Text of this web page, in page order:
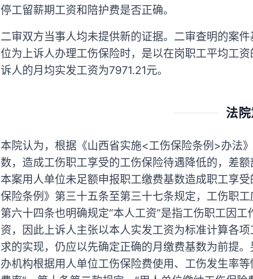
停工留薪期工资和陪护费是否正确。
二审双方当事人均未提供新的证据。二审查明的案
位为上诉人办理工伤保险时，是以在岗职工平均工
诉人的月均实发工资为7971.21元。
法
本院认为，根据《山西省实施<工伤保险条例>办法
数，造成工伤职工享受的工伤保险待遇降低的，差
本案用人单位未足额申报职工缴费基数造成职工享
保险条例》第三十五条至第三十七条规定，工伤职
第六十四条也明确规定“本人工资”是指工伤职工因
资，因此上诉人主张以本人实发工资为标准计算各
求的实现，仍应以先确定正确的月缴费基数为前提
办机构根据用人单位工伤保险费使用、工伤发生率